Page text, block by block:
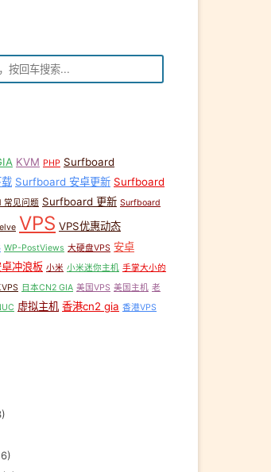
CN2 美国服务器 香港cn2 gia
KVM PHP Surfboard
Surfboard 安卓更新 Surfboard
常见问题 Surfboard 更新 Surfboard
VPS VPS优惠动态
WP-PostViews 大硬盘VPS 安卓
卓冲浪板 小米 小米迷你主机 手掌大小的
日本CN2 GIA 美国VPS 美国主机 老
虚拟主机 香港cn2 gia 香港VPS